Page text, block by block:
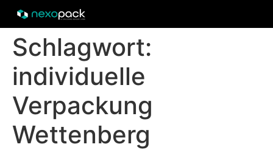
Schlagwort:
individuelle
Verpackung
Wettenberg